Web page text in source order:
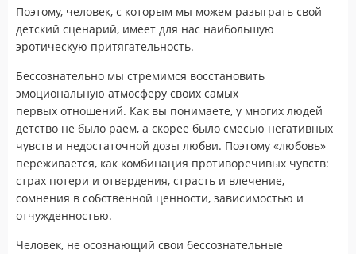
Поэтому, человек, с которым мы можем разыграть свой
детский сценарий, имеет для нас наибольшую
эротическую притягательность.
Бессознательно мы стремимся восстановить
эмоциональную атмосферу своих самых
первых отношений. Как вы понимаете, у многих людей
детство не было раем, а скорее было смесью негативных
чувств и недостаточной дозы любви. Поэтому «любовь»
переживается, как комбинация противоречивых чувств:
страх потери и отвердения, страсть и влечение,
сомнения в собственной ценности, зависимостью и
отчужденностью.
Человек, не осознающий свои бессознательные